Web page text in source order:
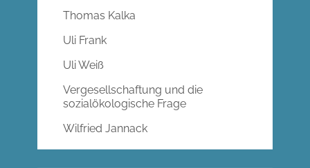
Thomas Kalka
Uli Frank
Uli Weiß
Vergesellschaftung und die
sozialökologische Frage
Wilfried Jannack